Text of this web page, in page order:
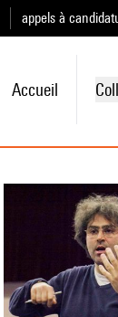
appels à
Accueil